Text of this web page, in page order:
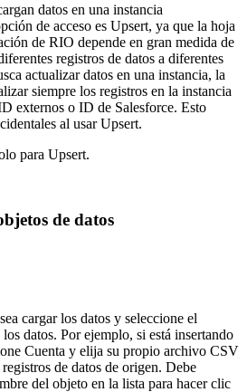
datos en una instancia
de acceso es Upsert, ya que la hoja
de RIO depende en gran medida de
registros de datos a diferentes
actualizar datos en una instancia, la
siempre los registros en la instancia
externos o ID de Salesforce. Esto
al usar Upsert.
para Upsert.
de datos
cargar los datos y seleccione el
datos. Por ejemplo, si está insertando
Cuenta y elija su propio archivo CSV
de datos de origen. Debe
del objeto en la lista para hacer clic